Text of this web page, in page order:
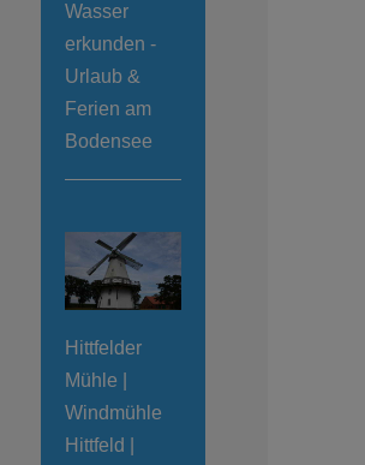
Wasser
erkunden -
Urlaub &
Ferien am
Bodensee
Hittfelder
Mühle |
Windmühle
Hittfeld |